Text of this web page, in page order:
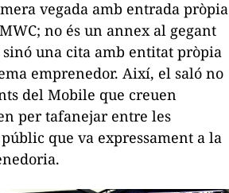
vegada amb entrada pròpia
no és un annex al gegant
una cita amb entitat pròpia
emprenedor. Així, el saló no
del Mobile que creuen
per tafanejar entre les
que va expressament a la